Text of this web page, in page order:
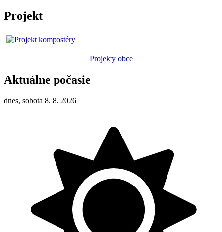
Projekt
Projekty obce
Aktuálne počasie
dnes, sobota 8. 8. 2026